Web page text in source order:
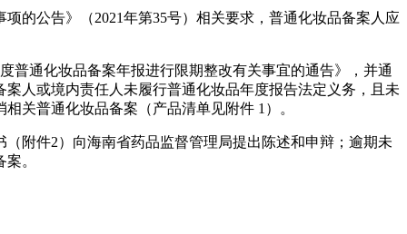
项的公告》（2021年第35号）相关要求，普通化妆品备案人应
普通化妆品备案年报进行限期整改有关事宜的通告》，并通
人或境内责任人未履行普通化妆品年度报告法定义务，且未
关普通化妆品备案（产品清单见附件 1）。
附件2）向海南省药品监督管理局提出陈述和申辩；逾期未
。